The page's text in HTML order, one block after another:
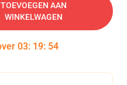
TOEVOEGEN AAN
WINKELWAGEN
03: 19: 53